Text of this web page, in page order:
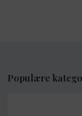
Populære